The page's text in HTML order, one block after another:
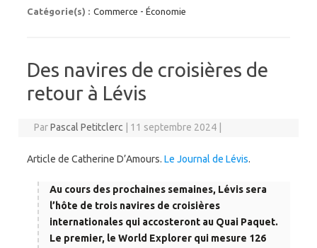
Catégorie(s) : Commerce - Économie
Des navires de croisières de
retour à Lévis
ParPascal Petitclerc 11 septembre 2024
Article de Catherine D’Amours. Le Journal de Lévis.
Au cours des prochaines semaines, Lévis sera
l’hôte de trois navires de croisières
internationales qui accosteront au Quai Paquet.
Le premier, le World Explorer qui mesure 126